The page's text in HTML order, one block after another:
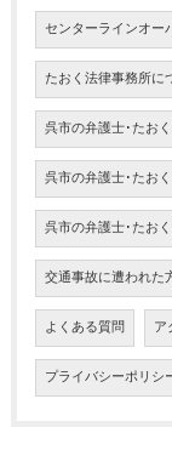
センターラインオー
たおく法律事務所に
呉市の弁護士･たお
呉市の弁護士･たお
呉市の弁護士･たお
交通事故に遭われた
よくある質問 ア
プライバシーポリシ